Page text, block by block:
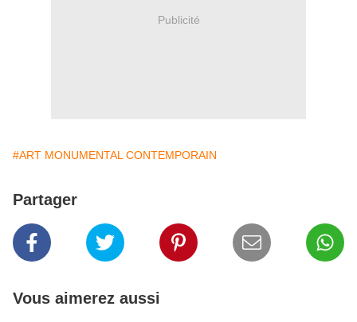
Publicité
#ART MONUMENTAL CONTEMPORAIN
Partager
Vous aimerez aussi